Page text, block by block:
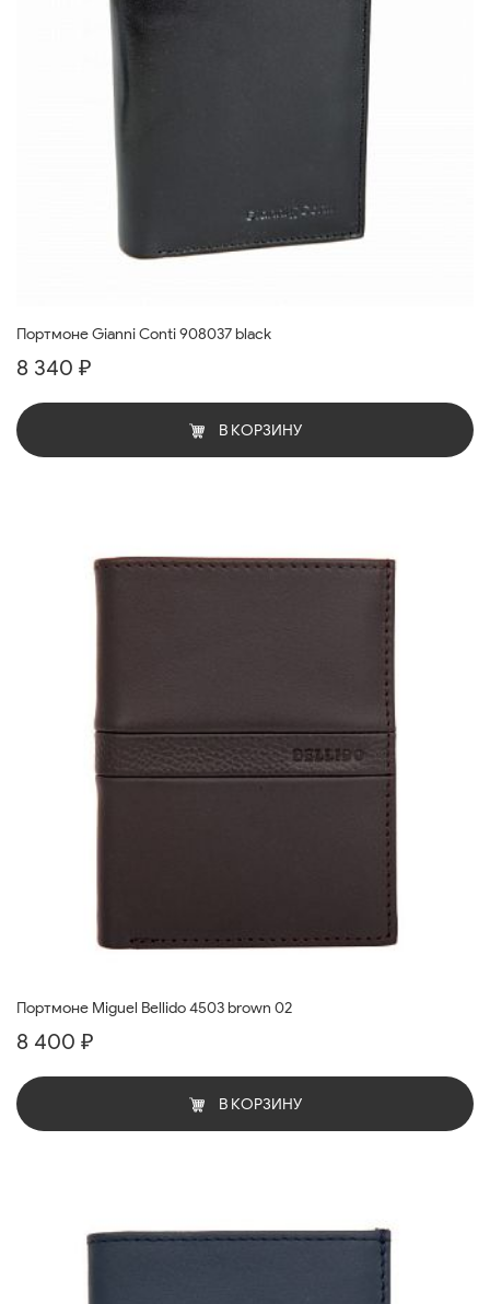
Портмоне Gianni Conti 908037 black
8 340 ₽
В КОРЗИНУ
Портмоне Miguel Bellido 4503 brown 02
8 400 ₽
В КОРЗИНУ